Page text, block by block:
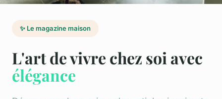
✨ Le magazine maison
L'art de vivre chez soi avec
élégance